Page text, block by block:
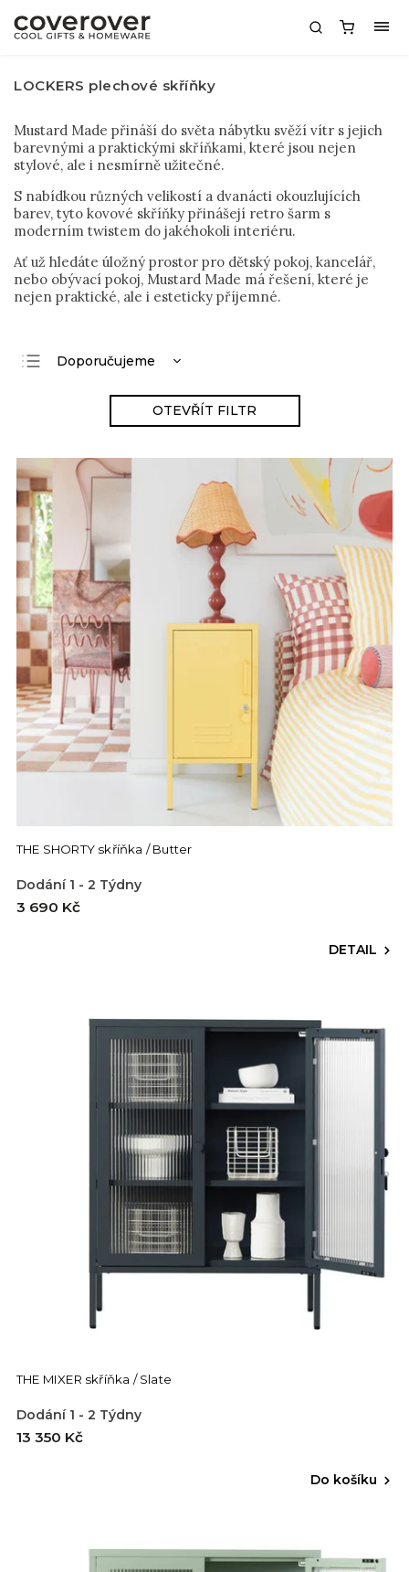
LOCKERS plechové skříňky
Mustard Made přináší do světa nábytku svěží vítr s jejich
barevnými a praktickými skříňkami, které jsou nejen
stylové, ale i nesmírně užitečné.
S nabídkou různých velikostí a dvanácti okouzlujících
barev, tyto kovové skříňky přinášejí retro šarm s
moderním twistem do jakéhokoli interiéru.
Ať už hledáte úložný prostor pro dětský pokoj, kancelář,
nebo obývací pokoj, Mustard Made má řešení, které je
nejen praktické, ale i esteticky příjemné.
Doporučujeme
Abecedně
OTEVŘÍT FILTR
THE SHORTY skříňka / Butter
Dodání 1 - 2 Týdny
3 690 Kč
DETAIL
THE MIXER skříňka / Slate
Dodání 1 - 2 Týdny
13 350 Kč
Do košíku